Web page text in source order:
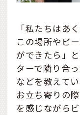
「私たちはあ
この場所やビ
ができたら」
ターで隣り合
などを教えて
お立ち寄りの
を感じながら